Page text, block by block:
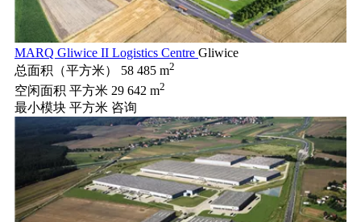
MARQ Gliwice II Logistics Centre Gliwice
总面积（平方米）
58 485 m2
空闲面积 平方米 29 642 m2
最小模块 平方米 咨询